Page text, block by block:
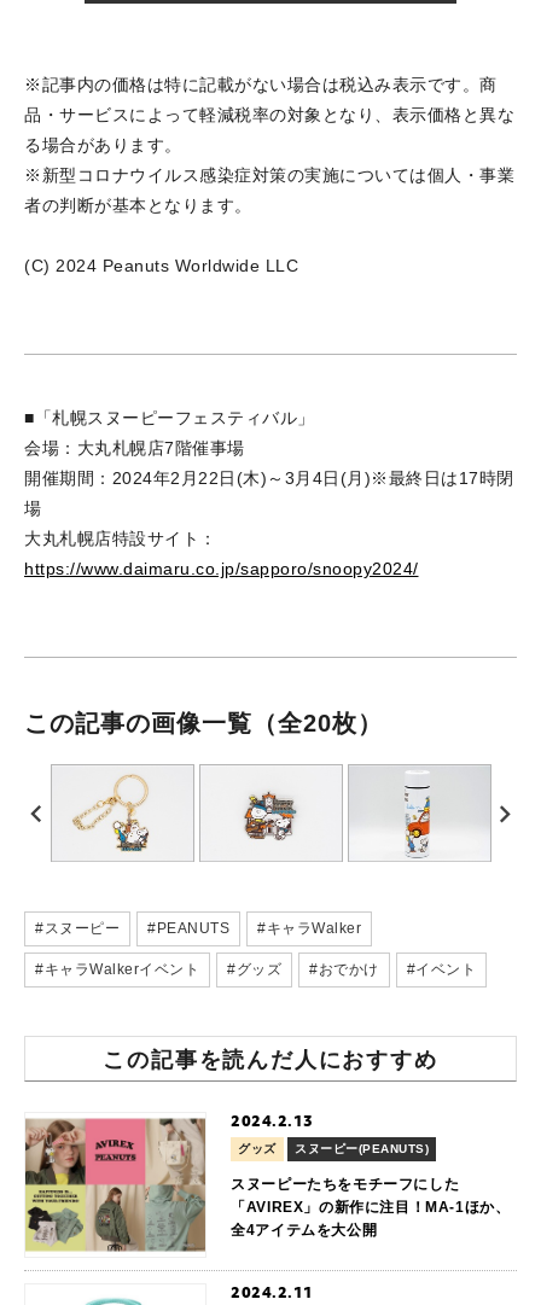
※記事内の価格は特に記載がない場合は税込み表示です。商
品・サービスによって軽減税率の対象となり、表示価格と異な
る場合があります。
※新型コロナウイルス感染症対策の実施については個人・事業
者の判断が基本となります。
(C) 2024 Peanuts Worldwide LLC
■「札幌スヌーピーフェスティバル」
会場：大丸札幌店7階催事場
開催期間：2024年2月22日(木)～3月4日(月)※最終日は17時閉
場
大丸札幌店特設サイト：
https://www.daimaru.co.jp/sapporo/snoopy2024/
この記事の画像一覧 （全20枚）
#スヌーピー #PEANUTS #キャラWalker
#キャラWalkerイベント #グッズ #おでかけ #イベント
この記事を読んだ人におすすめ
2024.2.13
グッズ スヌーピー(PEANUTS)
スヌーピーたちをモチーフにした
「AVIREX」の新作に注目！MA-1ほか、
全4アイテムを大公開
2024.2.11